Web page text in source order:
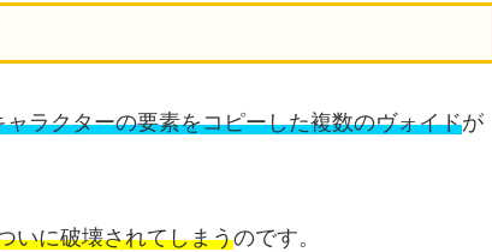
ラクターの要素をコピーした複数のヴォイドが
いに破壊されてしまうのです。